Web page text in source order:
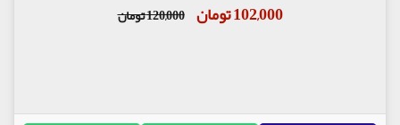
102,000 تومان 120,000 تومان